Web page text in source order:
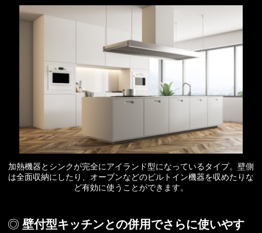
加熱機器とシンクが完全にアイランド型になっているタイプ。壁側
は全面収納にしたり、オーブンなどのビルトイン機器を収めたりな
ど有効に使うことができます。
壁付型キッチンとの併用でさらに使いやす